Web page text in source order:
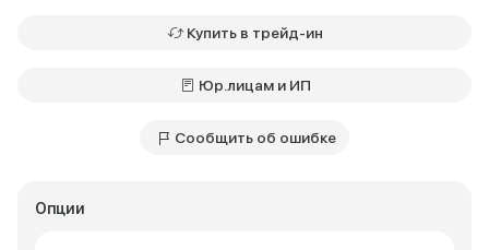
Опции
Купить в трейд-ин
Юр.лицам и ИП
Сообщить об ошибке